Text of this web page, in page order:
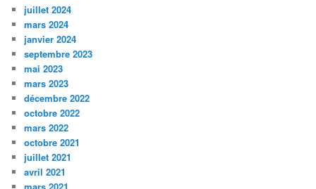
juillet 2024
mars 2024
janvier 2024
septembre 2023
mai 2023
mars 2023
décembre 2022
octobre 2022
mars 2022
octobre 2021
juillet 2021
avril 2021